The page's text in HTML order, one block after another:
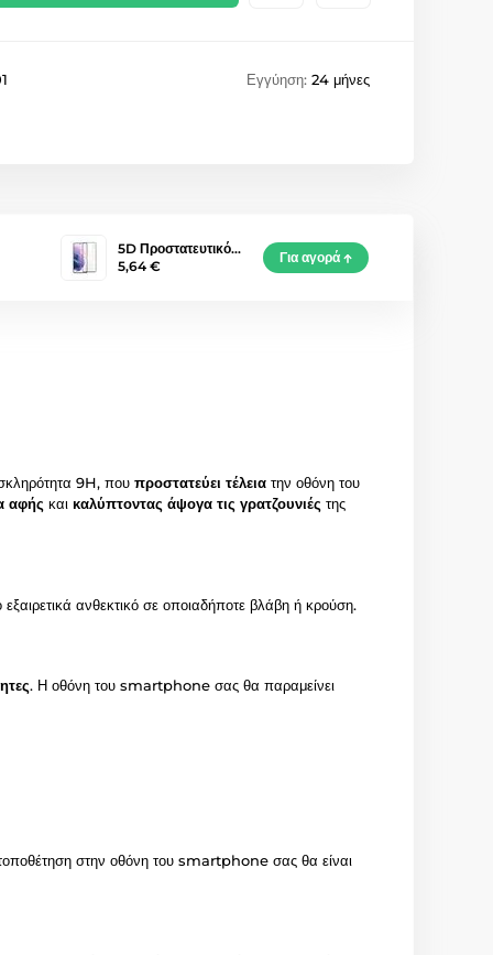
Εγγύηση: 24 μήνες
5D Προστατευτικό…
5,64 €
Για αγορά
9H, που προστατεύει τέλεια την οθόνη του
αφής και καλύπτοντας άψογα τις γρατζουνιές της
εξαιρετικά ανθεκτικό σε οποιαδήποτε βλάβη ή κρούση.
. Η οθόνη του smartphone σας θα παραμείνει
στην οθόνη του smartphone σας θα είναι